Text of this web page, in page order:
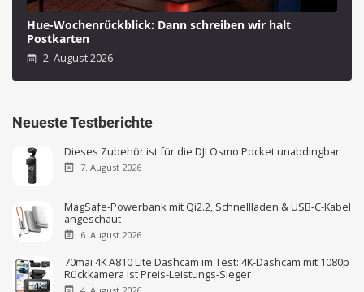
Hue-Wochenrückblick: Dann schreiben wir halt
Postkarten
2. August 2026
Neueste Testberichte
Dieses Zubehör ist für die DJI Osmo Pocket unabdingbar
7. August 2026
MagSafe-Powerbank mit Qi2.2, Schnellladen & USB-C-Kabel
angeschaut
6. August 2026
70mai 4K A810 Lite Dashcam im Test: 4K-Dashcam mit 1080p
Rückkamera ist Preis-Leistungs-Sieger